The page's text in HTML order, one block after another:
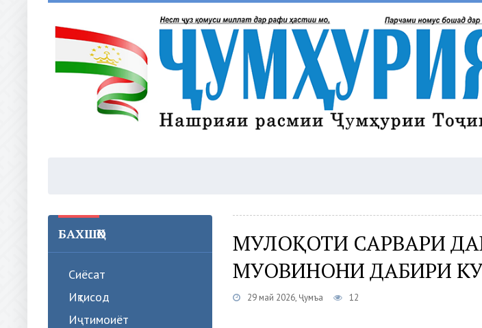
БАХШҲО
Сиёсат
Иқтисод
Иҷтимоиёт
МУЛОҚОТИ САРВАРИ
МУОВИНОНИ ДАБИРИ
29 май 2026, Ҷумъа 12